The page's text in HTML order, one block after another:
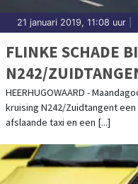
21 januari 2019, 11:08 uur
FLINKE SCHADE
N242/
HEERHUGOWAARD -
kruising N242/Zuidtangent
afslaande taxi en een [...]